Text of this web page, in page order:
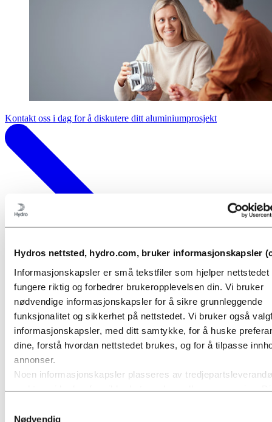
Hydros nettsted, hydro.com, bruker informasjonskapsler
Informasjonskapsler er små tekstfiler som hjelper nettstedet
fungere riktig og forbedrer brukeropplevelsen din. Vi bruker
nødvendige informasjonskapsler for å sikre grunnleggende
funksjonalitet og sikkerhet på nettstedet. Vi bruker også
informasjonskapsler, med ditt samtykke, for å huske
dine, forstå hvordan nettstedet brukes, og for å tilpasse
annonser.
Noen informasjonskapsler plasseres av
nettsted med annen informasjon du har gitt dem, eller som
Nødvendig
Kontakt oss i dag for å diskutere ditt aluminiumprosjekt